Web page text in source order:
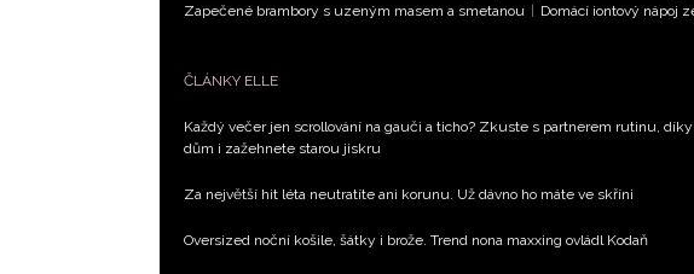
Zapečené brambory s uzeným masem a smetanou | Domácí iontový nápoj
ČLÁNKY ELLE
Každý večer jen scrollování na gauči a ticho? Zkuste s partnerem rutinu,
dům i zažehnete starou jiskru
Za největší hit léta neutratíte ani korunu. Už dávno ho máte ve skříni
Oversized noční košile, šátky i brože. Trend nona maxxing ovládl Kodaň